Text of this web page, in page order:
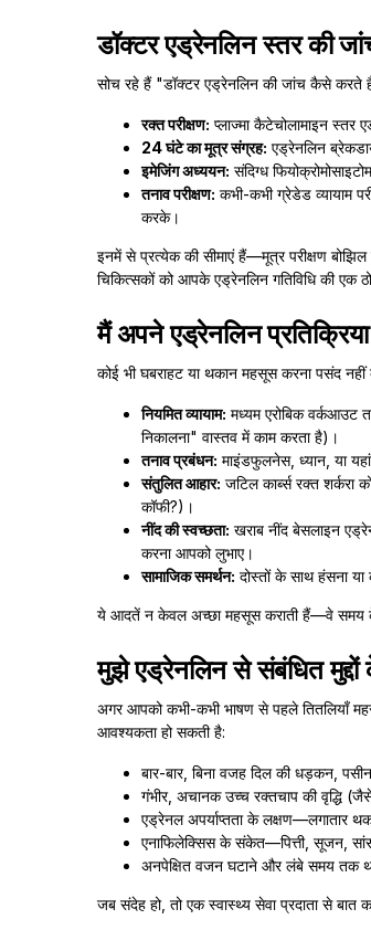
डॉक्टर एड्रेनलिन स्तर की
सोच रहे हैं "डॉक्टर एड्रेनलिन की जांच कैसे करते
रक्त परीक्षण: प्लाज्मा कैटेचोलामाइन
24 घंटे का मूत्र संग्रह: एड्रेनलिन
इमेजिंग अध्ययन: संदिग्ध
तनाव परीक्षण: कभी-कभी ग्रेडेड व्यायाम
करके।
इनमें से प्रत्येक की सीमाएं हैं—मूत्र परीक्षण
चिकित्सकों को आपके एड्रेनलिन गतिविधि की एक
मैं अपने एड्रेनलिन
कोई भी घबराहट या थकान महसूस करना पसंद
नियमित व्यायाम: मध्यम एरोबिक वर्कआउट
निकालना" वास्तव में काम करता है)।
तनाव प्रबंधन: माइंडफुलनेस, ध्यान, या
संतुलित आहार: जटिल कार्ब्स रक्त
कॉफी?)।
नींद की स्वच्छता: खराब नींद बेसलाइन
करना आपको लुभाए।
सामाजिक समर्थन: दोस्तों के साथ हंसना
ये आदतें न केवल अच्छा महसूस कराती हैं—वे समय के
मुझे एड्रेनलिन से संबंधित मुद्दों
अगर आपको कभी-कभी भाषण से पहले तितलियाँ
आवश्यकता हो सकती है:
बार-बार, बिना वजह दिल की धड़कन,
गंभीर, अचानक उच्च रक्तचाप की वृद्धि
एड्रेनल अपर्याप्तता के लक्षण—लगातार
एनाफिलेक्सिस के संकेत—पित्ती, सूजन,
अनपेक्षित वजन घटाने और लंबे समय तक
जब संदेह हो, तो एक स्वास्थ्य सेवा प्रदाता से